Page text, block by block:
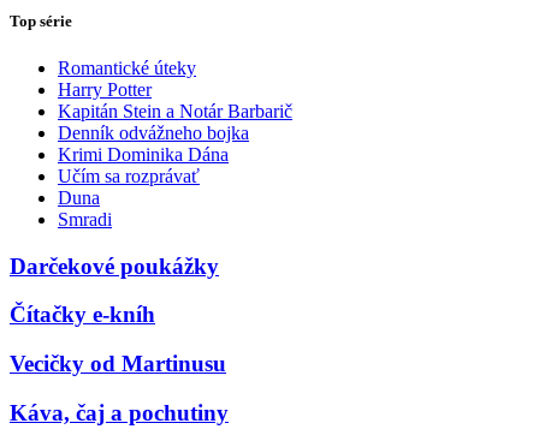
Top série
Romantické úteky
Harry Potter
Kapitán Stein a Notár Barbarič
Denník odvážneho bojka
Krimi Dominika Dána
Učím sa rozprávať
Duna
Smradi
Darčekové poukážky
Čítačky e-kníh
Vecičky od Martinusu
Káva, čaj a pochutiny